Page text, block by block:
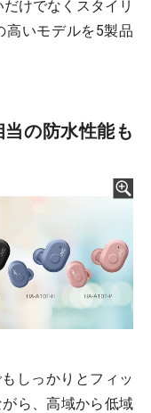
けでなくスタイリ
高いモデルを5製品
の防水性能も
しっかりとフィッ
ら、高域から低域